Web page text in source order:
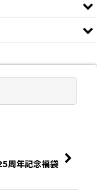
周年記念福袋